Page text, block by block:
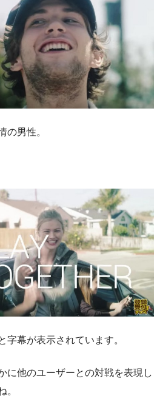
の男性。
字幕が表示されています。
に他のユーザーとの対戦を表現し
。